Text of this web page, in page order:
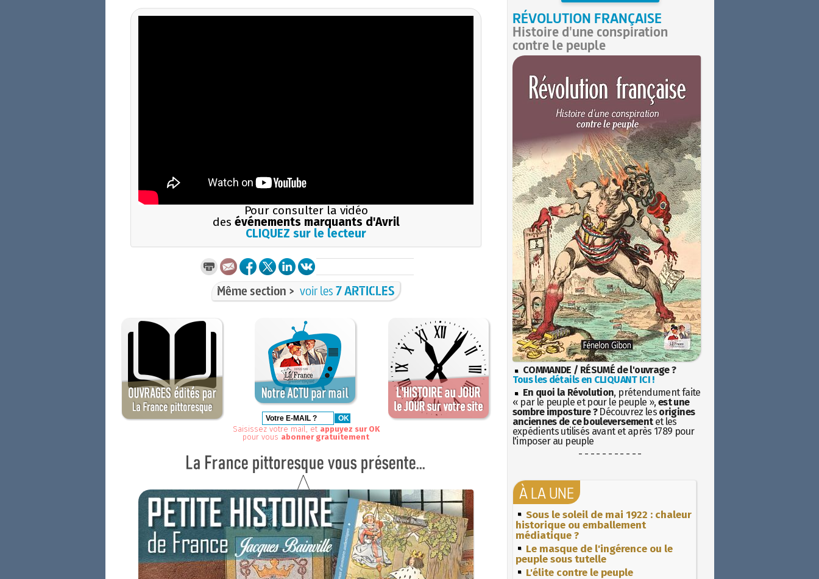
Pour consulter la vidéo
des événements marquants d'Avril
CLIQUEZ sur le lecteur
Même section > voir les7 ARTICLES
Saisissez votre mail, et appuyez sur OK
pour vous abonner gratuitement
RÉVOLUTION FRANÇAISE
Histoire d'une conspiration
contre le peuple
COMMANDE / RÉSUMÉ de l'ouvrage ?
Tous les détails en CLIQUANT ICI !
En quoi la Révolution, prétendument faite
« par le peuple et pour le peuple », est une
sombre imposture ?Découvrez les origines
anciennes de ce bouleversementet les
expédients utilisés avant et après 1789 pour
l'imposer au peuple
- - - - - - - - - - -
À LA UNE
Sous le soleil de mai 1922 : chaleur
historique ou emballement
médiatique ?
Le masque de l'ingérence ou le
peuple sous tutelle
L'élite contre le peuple